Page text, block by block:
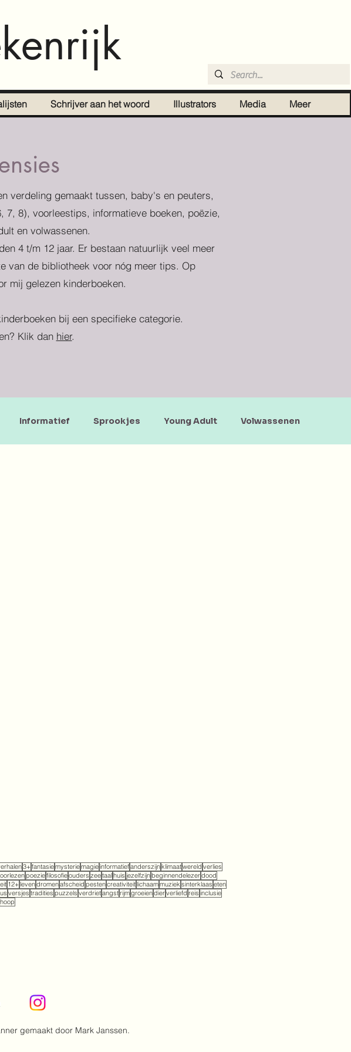
Schrijver aan het woord Illustrators Media Meer
verdeling gemaakt tussen, baby's en peuters,
8), voorleestips, informatieve boeken, poëzie,
en volwassenen.
4 t/m 12 jaar. Er bestaan natuurlijk veel meer
van de bibliotheek voor nóg meer tips. Op
mij gelezen kinderboeken.
bij een specifieke categorie.
Klik dan hier.
Informatief Sprookjes Young Adult Volwassenen
3+fantasiemysteriemagieinformatiefanderszijnklimaatwereld verlies
poeziefilosofieouders zeetaalhuis jezelfzijnbeginnendelezerdood
12+levendromenafscheid pestencreativiteitlichaammuziek sinterklaas eten
versjes tradities puzzels verdrietangstrijmgroeiendierverliefd reis inclusie
hoop
gemaakt door Mark Janssen.